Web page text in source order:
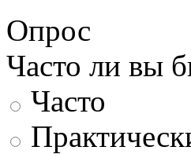
Опрос
Часто ли вы
Часто